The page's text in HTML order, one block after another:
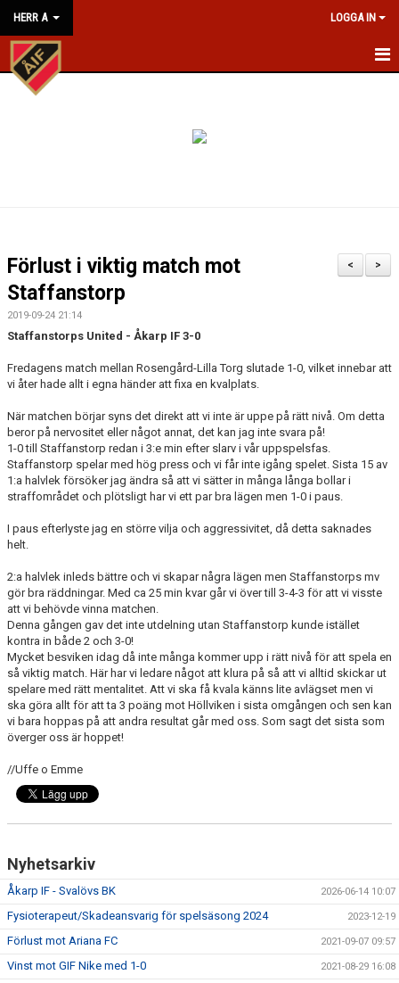
HERR A LOGGA IN
HEM
BILDGALLERI
KONTAKT
>
<
Förlust i viktig match mot
Staffanstorp
2019-09-24 21:14
Staffanstorps United - Åkarp IF 3-0
Fredagens match mellan Rosengård-Lilla Torg slutade 1-0, vilket innebar att
vi åter hade allt i egna händer att fixa en kvalplats.
När matchen börjar syns det direkt att vi inte är uppe på rätt nivå. Om detta
beror på nervositet eller något annat, det kan jag inte svara på!
1-0 till Staffanstorp redan i 3:e min efter slarv i vår uppspelsfas.
Staffanstorp spelar med hög press och vi får inte igång spelet. Sista 15 av
1:a halvlek försöker jag ändra så att vi sätter in många långa bollar i
straffområdet och plötsligt har vi ett par bra lägen men 1-0 i paus.
I paus efterlyste jag en större vilja och aggressivitet, då detta saknades
helt.
2:a halvlek inleds bättre och vi skapar några lägen men Staffanstorps mv
gör bra räddningar. Med ca 25 min kvar går vi över till 3-4-3 för att vi visste
att vi behövde vinna matchen.
Denna gången gav det inte utdelning utan Staffanstorp kunde istället
kontra in både 2 och 3-0!
Mycket besviken idag då inte många kommer upp i rätt nivå för att spela en
så viktig match. Här har vi ledare något att klura på så att vi alltid skickar ut
spelare med rätt mentalitet. Att vi ska få kvala känns lite avlägset men vi
ska göra allt för att ta 3 poäng mot Höllviken i sista omgången och sen kan
vi bara hoppas på att andra resultat går med oss. Som sagt det sista som
överger oss är hoppet!
//Uffe o Emme
Nyhetsarkiv
Åkarp IF - Svalövs BK 2026-06-14 10:07
Fysioterapeut/Skadeansvarig för spelsäsong 2024 2023-12-19
Förlust mot Ariana FC 2021-09-07 09:57
Vinst mot GIF Nike med 1-0 2021-08-29 16:08